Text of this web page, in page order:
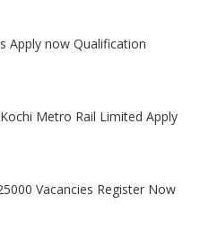
Apply now Qualification
Metro Rail Limited Apply
Vacancies Register Now